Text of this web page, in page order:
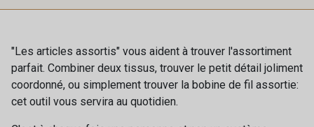
30 - 30 Silver 401 - 401 Blanc
"Les articles assortis" vous aident à trouver l'assortiment
parfait. Combiner deux tissus, trouver le petit détail joliment
coordonné, ou simplement trouver la bobine de fil assortie:
cet outil vous servira au quotidien.